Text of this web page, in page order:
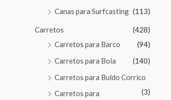
Canas para Surfcasting (113)
Carretos
(428)
Carretos para Barco
(94)
Carretos para Boia
(140)
Carretos para Buldo Corrico
(3)
Carretos para